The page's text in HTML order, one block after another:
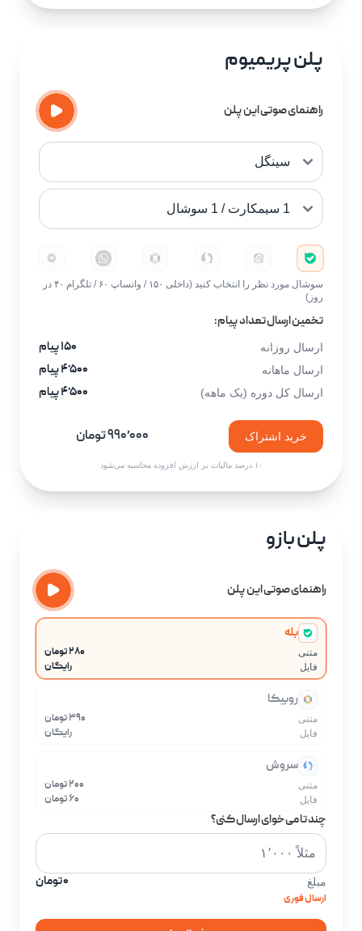
پلن پریمیوم
راهنمای صوتی این پلن
سوشال مورد نظر را انتخاب کنید (داخلی ۱۵۰ / واتساپ ۶۰ / تلگرام ۴۰ در
روز)
تخمین ارسال تعداد پیام:
ارسال روزانه ۱۵۰ پیام
ارسال ماهانه ۴٬۵۰۰ پیام
ارسال کل دوره (یک ماهه) ۴٬۵۰۰ پیام
خرید اشتراک ۹۹۰٬۰۰۰ تومان
۱۰ درصد مالیات بر ارزش افزوده محاسبه می‌شود
پلن بازو
راهنمای صوتی این پلن
بله
متنی ۲۸۰ تومان
فایل رایگان
روبیکا
متنی ۳۹۰ تومان
فایل رایگان
سروش
متنی ۲۰۰ تومان
فایل ۶۰ تومان
چند تا می‌خوای ارسال کنی؟
مبلغ ۰ تومان
ارسال فوری